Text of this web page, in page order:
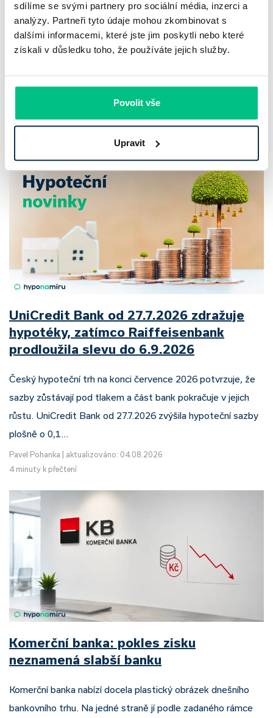
sdílíme se svými partnery pro sociální média, inzerci a
analýzy. Partneři tyto údaje mohou zkombinovat s
dalšími informacemi, které jste jim poskytli nebo které
získali v důsledku toho, že používáte jejich služby.
Povolit vše
Upravit
Chaty a chalupy v ČR zdražují, nabídka
klesá a trh zrychluje
odolnost. Chaty a chalupy podle čerstvých dat za poslední
2 roky zdražily o 21,8 %, zároveň ale výrazně ubylo nabídek
a prodejní tempo…
aktualizováno: 04.08.2026
UniCredit Bank od 27.7.2026 zdražuje
hypotéky, zatímco Raiffeisenbank
prodloužila slevu do 6.9.2026
Český hypoteční trh na konci července 2026 potvrzuje, že
sazby zůstávají pod tlakem a část bank pokračuje v jejich
růstu. UniCredit Bank od 27.7.2026 zvýšila hypoteční sazby
plošně o 0,1…
Pavel Pohanka
aktualizováno: 04.08.2026
4 minuty k přečtení
Komerční banka: pokles zisku
neznamená slabší banku
Komerční banka nabízí docela plastický obrázek dnešního
bankovního trhu. Na jedné straně jí podle zadaného rámce